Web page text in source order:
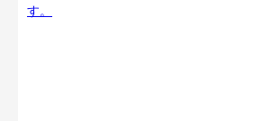
す。